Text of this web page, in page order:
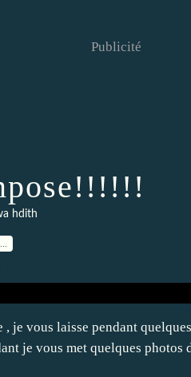
Publicité
hdith
je vous laisse pendant
je vous met quelques photos